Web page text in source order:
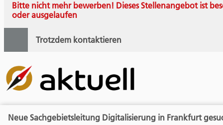
Bitte nicht mehr bewerben! Dieses Stellenangebot ist
oder ausgelaufen
Trotzdem kontaktieren
Neue Sachgebietsleitung Digitalisierung in Frankfurt